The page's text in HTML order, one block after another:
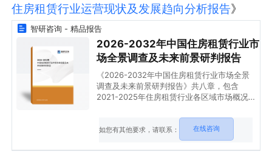
住房租赁行业运营现状及发展趋向分析报告》
智研咨询 - 精品报告
2026-2032年中国住房租赁行业市
场全景调查及未来前景研判报告
《2026-2032年中国住房租赁行业市场全景
调查及未来前景研判报告》共八章，包含
2021-2025年住房租赁行业各区域市场概况,
住房租赁行业前景预测与投资建议等内容。
如您有其他要求，请联系： 在线咨询